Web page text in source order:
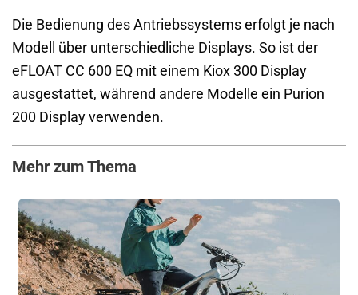
Die Bedienung des Antriebssystems erfolgt je nach
Modell über unterschiedliche Displays. So ist der
eFLOAT CC 600 EQ mit einem Kiox 300 Display
ausgestattet, während andere Modelle ein Purion
200 Display verwenden.
Mehr zum Thema